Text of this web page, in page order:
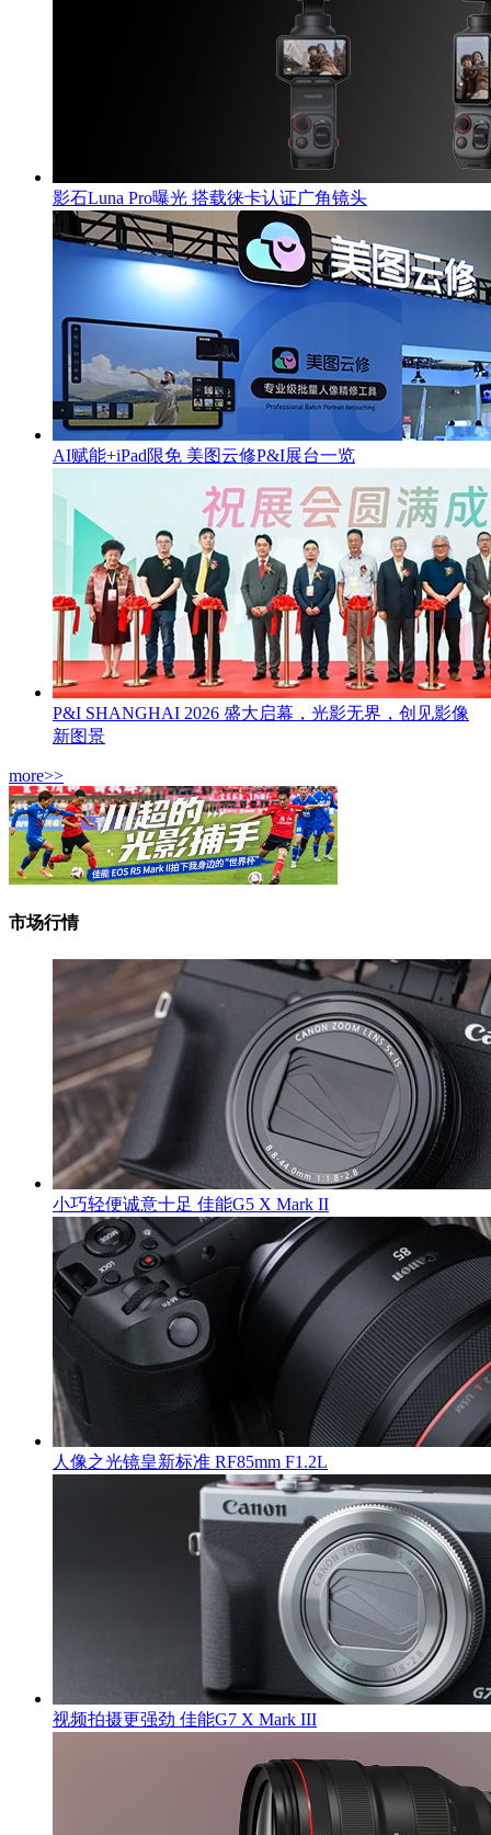
影石Luna Pro曝光 搭载徕卡认证广角镜头
AI赋能+iPad限免 美图云修P&I展台一览
P&I SHANGHAI 2026 盛大启幕，光影无界，创见影像
新图景
more>>
市场行情
小巧轻便诚意十足 佳能G5 X Mark II
人像之光镜皇新标准 RF85mm F1.2L
视频拍摄更强劲 佳能G7 X Mark III